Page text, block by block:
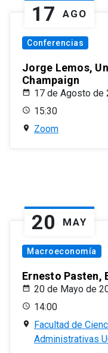
17 AGO
Conferencias
Jorge Lemos,
Champaign
17 de Agosto de
15:30
Zoom
20 MAY
Macroeconomía
Ernesto Pasten,
20 de Mayo de
14:00
Facultad de
Administrativas